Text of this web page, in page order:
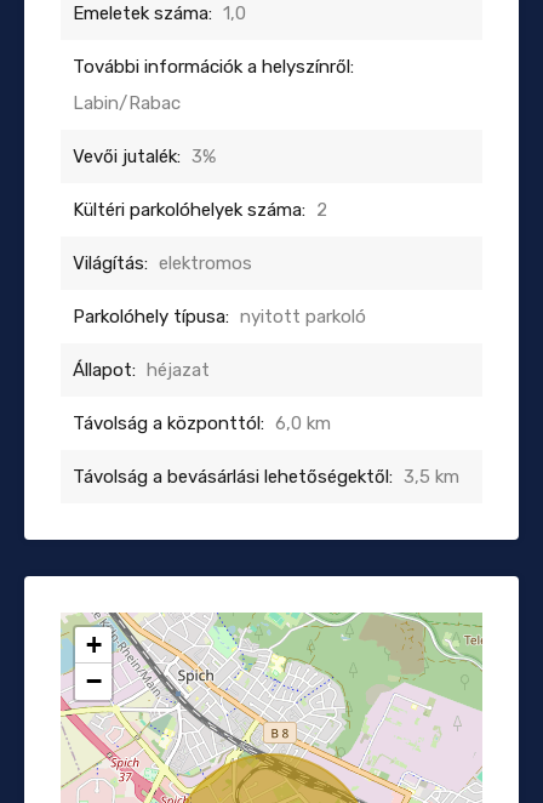
Emeletek száma: 1,0
További információk a helyszínről:
Labin/Rabac
Vevői jutalék: 3%
Kültéri parkolóhelyek száma: 2
Világítás: elektromos
Parkolóhely típusa: nyitott parkoló
Állapot: héjazat
Távolság a központtól: 6,0 km
Távolság a bevásárlási lehetőségektől: 3,5 km
+
−